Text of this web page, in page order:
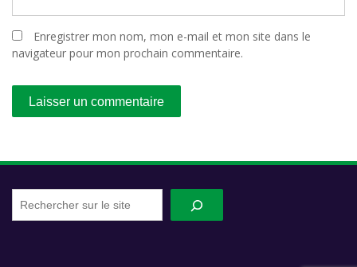
Enregistrer mon nom, mon e-mail et mon site dans le
navigateur pour mon prochain commentaire.
sur